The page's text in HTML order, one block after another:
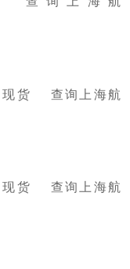
询上海航
询上海航